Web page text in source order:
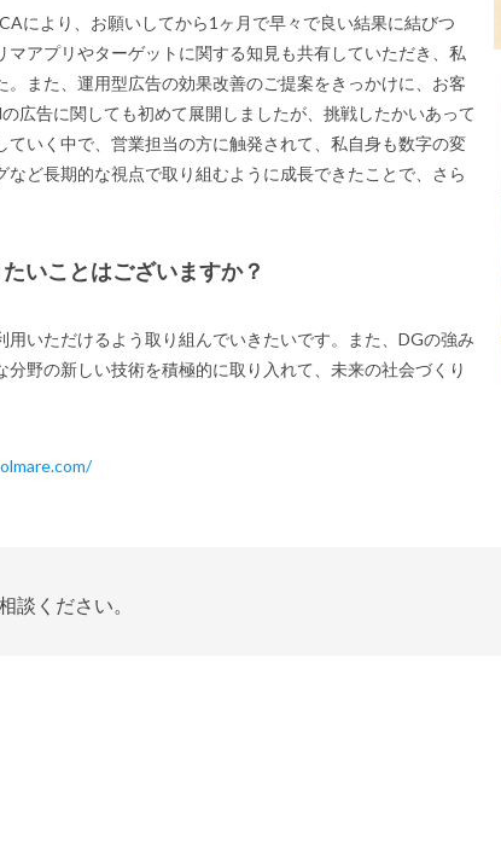
により、お願いしてから1ヶ月で早々で良い結果に結びつ
アプリやターゲットに関する知見も共有していただき、私
また、運用型広告の効果改善のご提案をきっかけに、お客
広告に関しても初めて展開しましたが、挑戦したかいあって
いく中で、営業担当の方に触発されて、私自身も数字の変
ど長期的な視点で取り組むように成長できたことで、さら
いことはございますか？
いただけるよう取り組んでいきたいです。また、DGの強み
野の新しい技術を積極的に取り入れて、未来の社会づくり
談ください。